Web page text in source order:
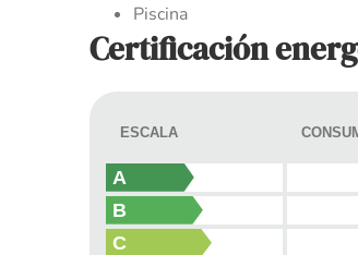
Piscina
Certificación
ESCALA
A
B
C